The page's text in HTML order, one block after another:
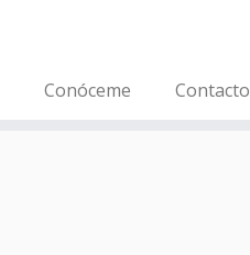
Conóceme Contacto